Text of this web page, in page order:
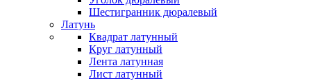
Шестигранник дюралевый
Латунь
Квадрат латунный
Круг латунный
Лента латунная
Лист латунный